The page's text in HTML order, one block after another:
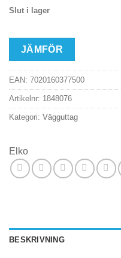
Slut i lager
JÄMFÖR
EAN: 7020160377500
Artikelnr: 1848076
Kategori: Vägguttag
Elko
BESKRIVNING